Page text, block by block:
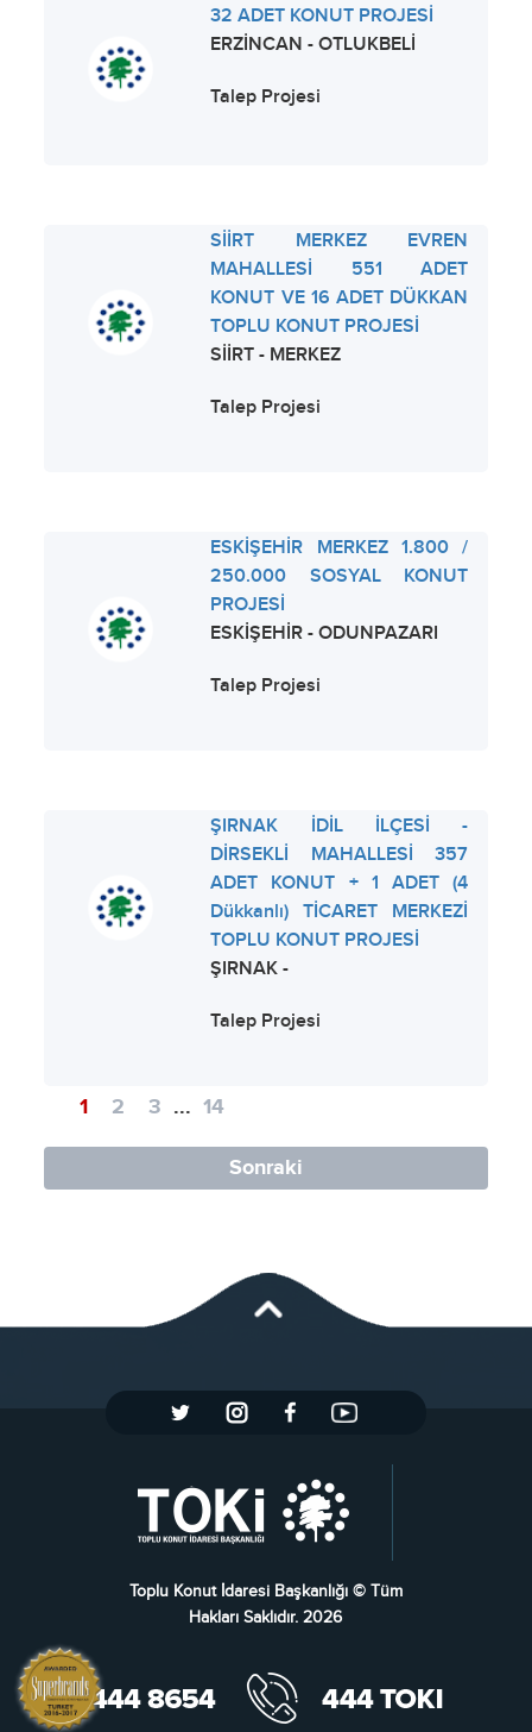
32 ADET KONUT PROJESİ
ERZİNCAN - OTLUKBELİ
Talep Projesi
SİİRT MERKEZ EVREN
MAHALLESİ 551 ADET
KONUT VE 16 ADET DÜKKAN
TOPLU KONUT PROJESİ
SİİRT - MERKEZ
Talep Projesi
ESKİŞEHİR MERKEZ 1.800 /
250.000 SOSYAL KONUT
PROJESİ
ESKİŞEHİR - ODUNPAZARI
Talep Projesi
ŞIRNAK İDİL İLÇESİ -
DİRSEKLİ MAHALLESİ 357
ADET KONUT + 1 ADET (4
Dükkanlı) TİCARET MERKEZİ
TOPLU KONUT PROJESİ
ŞIRNAK -
Talep Projesi
1 2 3 ... 14
Sonraki
Toplu Konut İdaresi Başkanlığı © Tüm
Hakları Saklıdır. 2026